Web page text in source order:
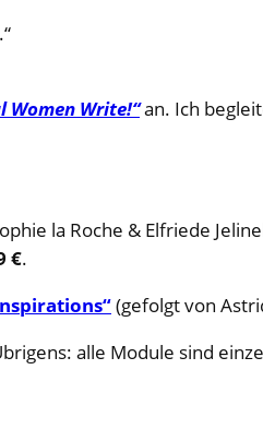
Women Write!“an. Ich
la Roche & Elfriede
€.
(gefolgt von
alle Module sind